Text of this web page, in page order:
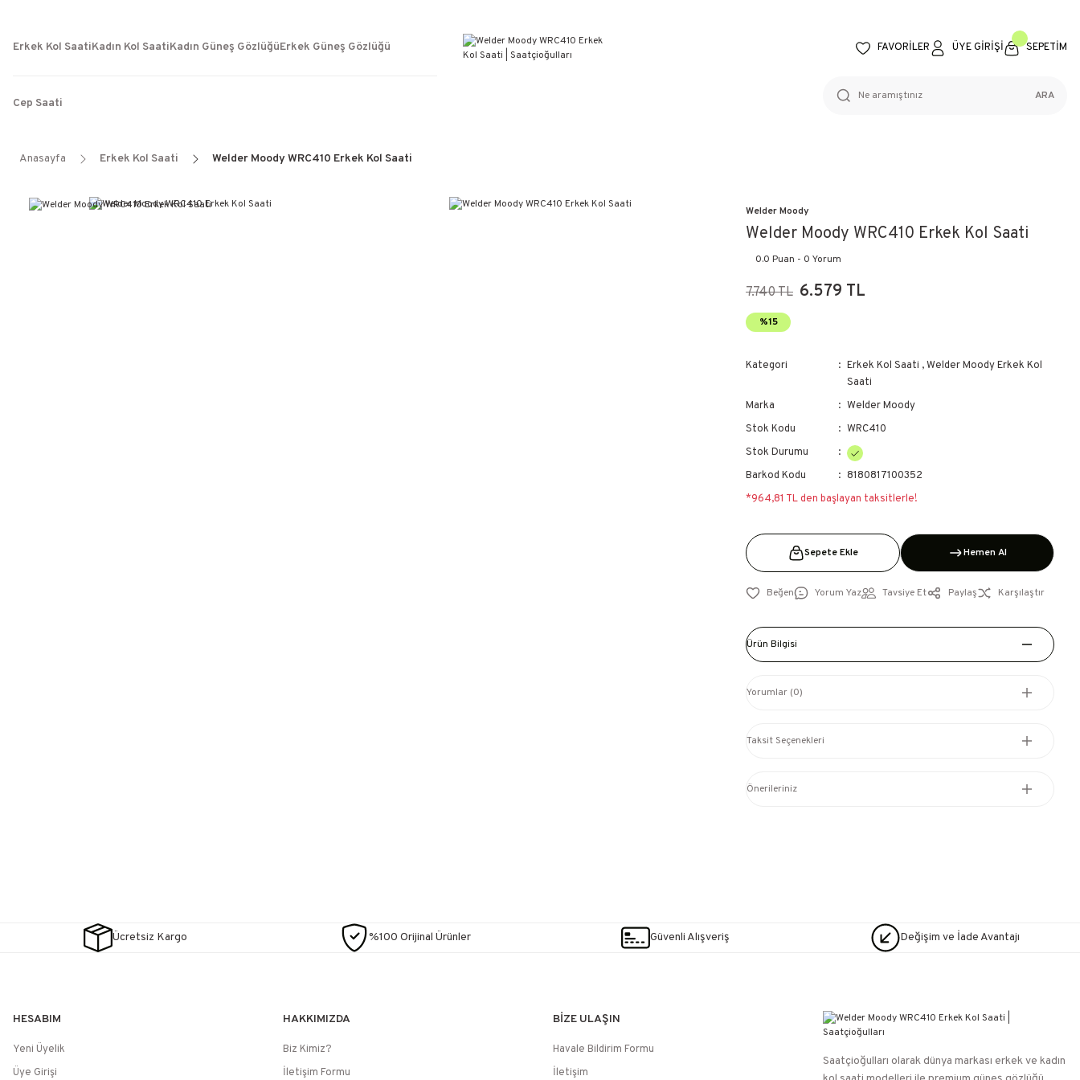
WEB SİTESİNE ÖZEL FİYATLAR
KAÇIRILMAYACAK FIRSATLAR
Erkek Kol SaatiKadın Kol SaatiKadın Güneş GözlüğüErkek Güneş Gözlüğü
Cep Saati
FAVORİLER ÜYE GİRİŞİ SEPETİM
ARA
Anasayfa Erkek Kol Saati Welder Moody WRC410 Erkek Kol Saati
Welder Moody
Welder Moody WRC410 Erkek Kol Saati
0.0 Puan - 0 Yorum
7.740 TL 6.579 TL
%15
Kategori Erkek Kol Saati ,Welder Moody Erkek Kol
Saati
Marka
Welder Moody
Stok Kodu
WRC410
Stok Durumu
Barkod Kodu
8180817100352
*964,81 TL den başlayan taksitlerle!
Sepete Ekle Hemen Al
Yorum Yaz Tavsiye Et Paylaş Karşılaştır
Ürün Bilgisi
Yorumlar (0)
Taksit Seçenekleri
Önerileriniz
Ücretsiz Kargo %100 Orijinal Ürünler Güvenli Alışveriş Değişim ve İade Avantajı
HESABIM
Yeni Üyelik
Üye Girişi
HAKKIMIZDA
Biz Kimiz?
İletişim Formu
BİZE ULAŞIN
Havale Bildirim Formu
İletişim
Saatçioğulları⁠ olarak dünya markası erkek ve kadın